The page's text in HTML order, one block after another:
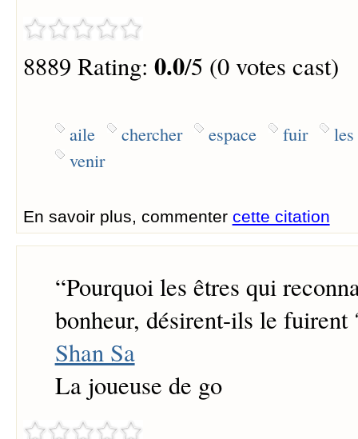
8889 Rating: 0.0/5 (0 votes cast)
aile chercher espace fuir
venir
En savoir plus, commenter cette citation
“Pourquoi les êtres qui
bonheur, désirent-ils le fuirent
Shan Sa
La joueuse de go